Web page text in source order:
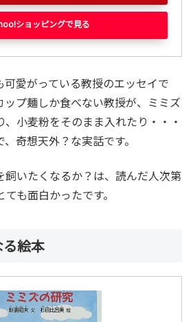
ショッピングで見る
可愛がっている教授のエッセイで
ップ麺しか食べない教授が、ミミズ
小麦粉をそのまま入れたり・・・
奇想天外？な実話です。
飼いたくなるか？は、読んだ人次第
も面白かったです。
絵本